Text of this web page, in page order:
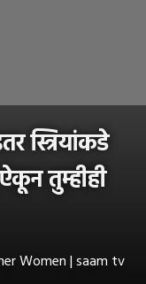
स्त्रियांकडे
तुम्हीही
Women | saam tv